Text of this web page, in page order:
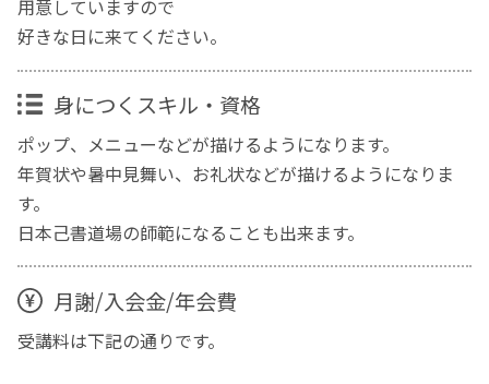
用意していますので
好きな日に来てください。
身につくスキル・資格
ポップ、メニューなどが描けるようになります。
年賀状や暑中見舞い、お礼状などが描けるようになりま
す。
日本己書道場の師範になることも出来ます。
月謝/入会金/年会費
受講料は下記の通りです。